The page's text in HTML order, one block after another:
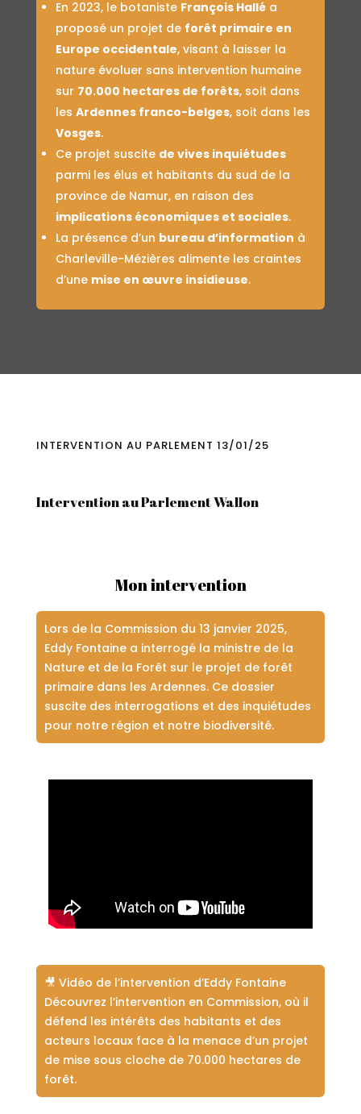
En 2023, le botaniste François Halléa
proposé un projet de forêt primaire en
Europe occidentale, visant à laisser la
nature évoluer sans intervention humaine
sur 70.000 hectares de forêts, soit dans
les Ardennes franco-belges, soit dans les
Vosges.
Ce projet suscite de vives inquiétudes
parmi les élus et habitants du sud de la
province de Namur, en raison des
implications économiques et sociales.
La présence d’un bureau d’information à
Charleville-Mézières alimente les craintes
d’une mise en œuvre insidieuse.
INTERVENTION AU PARLEMENT 13/01/25
Intervention au Parlement Wallon
Mon intervention
Lors de la Commission du 13 janvier 2025,
Eddy Fontaine a interrogé la ministre de la
Nature et de la Forêt sur le projet de forêt
primaire dans les Ardennes. Ce dossier
suscite des interrogations et des inquiétudes
pour notre région et notre biodiversité.
🎥 Vidéo de l’intervention d’Eddy Fontaine
Découvrez l’intervention en Commission, où il
défend les intérêts des habitants et des
acteurs locaux face à la menace d’un projet
de mise sous cloche de 70.000 hectares de
forêt.